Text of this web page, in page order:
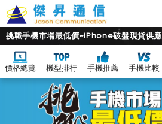
挑戰手機市場最低價~iPhone破盤現貨供應
價格總覽 機型排行 手機推薦 手機比較